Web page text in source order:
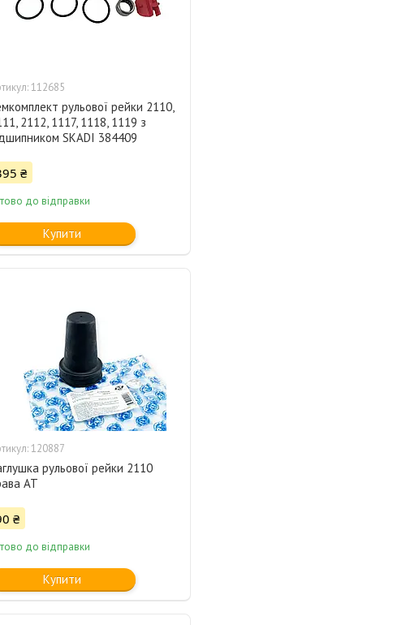
112685
рульової рейки 2110,
2112, 1117, 1118, 1119 з
SKADI 384409
₴
до відправки
Купити
120887
рульової рейки 2110
AT
₴
до відправки
Купити